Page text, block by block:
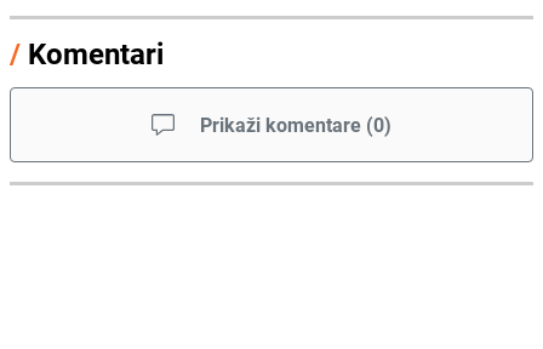
/ Komentari
Prikaži komentare (0)